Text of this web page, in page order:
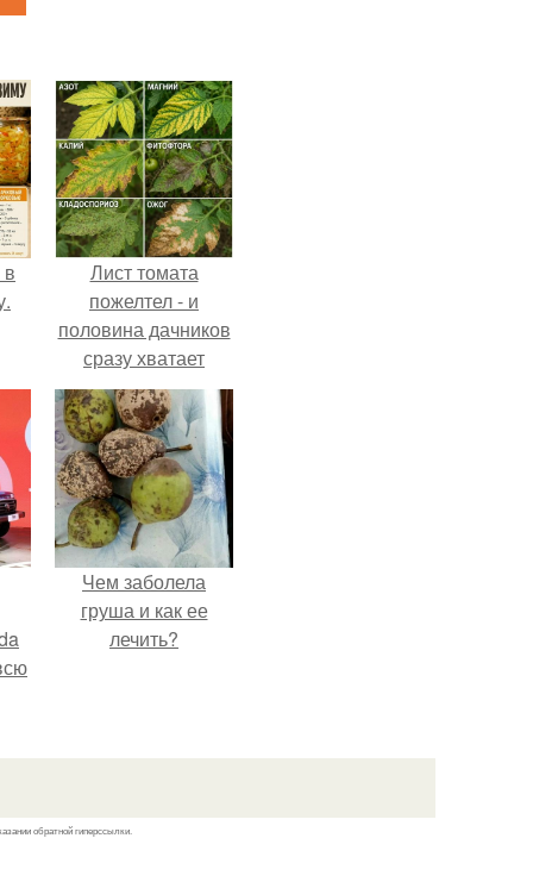
Лист томата
пожелтел - и
половина дачников
сразу хватает
удобрение.
Чем заболела
груша и как ее
лечить?
обратной гиперссылки.